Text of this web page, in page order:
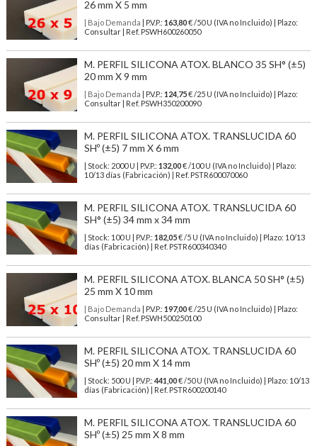
26 mm X 5 mm
| Bajo Demanda | P.V.P.: 163,80€ /50 U (IVA no Incluido) | Plazo:
Consultar | Ref. PSWH600260050
M. PERFIL SILICONA ATOX. BLANCO 35 SH° (±5)
20 mm X 9 mm
| Bajo Demanda | P.V.P.: 124,75€ /25 U (IVA no Incluido) | Plazo:
Consultar | Ref. PSWH350200090
M. PERFIL SILICONA ATOX. TRANSLUCIDA 60
SHº (±5) 7 mm X 6 mm
| Stock: 2000 U | P.V.P.: 132,00€/100 U (IVA no Incluido)
| Plazo:
10/13 días (Fabricación) | Ref. PSTR600070060
M. PERFIL SILICONA ATOX. TRANSLUCIDA 60
SH° (±5) 34 mm x 34 mm
| Stock: 100 U | P.V.P.: 182,05€/5 U (IVA no Incluido)
| Plazo: 10/13
días (Fabricación) | Ref. PSTR600340340
M. PERFIL SILICONA ATOX. BLANCA 50 SH° (±5)
25 mm X 10 mm
| Bajo Demanda | P.V.P.: 197,00€ /25 U (IVA no Incluido) | Plazo:
Consultar | Ref. PSWH500250100
M. PERFIL SILICONA ATOX. TRANSLUCIDA 60
SHº (±5) 20 mm X 14 mm
| Stock: 500 U | P.V.P.: 441,00€/50 U (IVA no Incluido)
| Plazo: 10/13
días (Fabricación) | Ref. PSTR600200140
M. PERFIL SILICONA ATOX. TRANSLUCIDA 60
SHº (±5) 25 mm X 8 mm